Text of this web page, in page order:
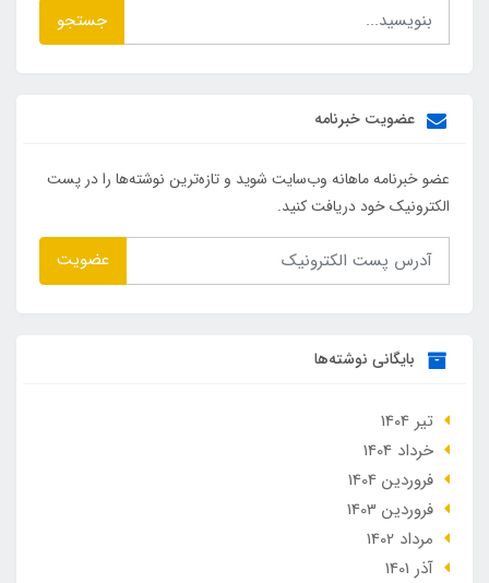
جستجو
عضویت خبرنامه
عضو خبرنامه ماهانه وب‌سایت شوید و تازه‌ترین نوشته‌ها را در پست
الکترونیک خود دریافت کنید.
عضویت
بایگانی نوشته‌ها
تير 1404
خرداد 1404
فروردین 1404
فروردین 1403
مرداد 1402
آذر 1401